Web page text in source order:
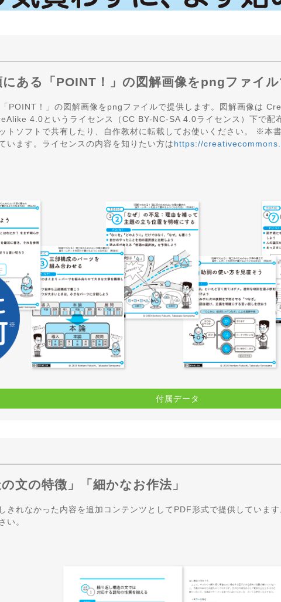
ある「POINT！」の図解画像をpngファイ
POINT！」の図解画像をpngファイルで提供します。図解画像は
4.0というライセンス（CC BY-NC-SA 4.0ライセンス）下で配
トソフトで共有したり、自作教材に転載してお使いください。 ※本
います。ライセンスの内容を知りたい方はhttps://
付属データ
文の特徴」「細かなお作法」
きれなかった内容を追加コンテンツとしてPDF形式で提供していま
い。